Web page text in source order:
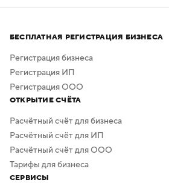
а скачать результат можно
качестве. Дополнительная
в сервисе предусмотрено
фона.
БЕСПЛАТНАЯ РЕГИСТРАЦИЯ БИЗНЕСА
Регистрация бизнеса
Регистрация ИП
Регистрация ООО
ОТКРЫТИЕ СЧЁТА
Расчётный счёт для бизнеса
Расчётный счёт для ИП
Расчётный счёт для ООО
Тарифы для бизнеса
СЕРВИСЫ